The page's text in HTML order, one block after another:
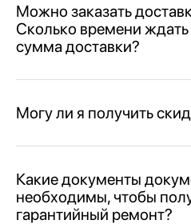
Можно заказать
Сколько времени ждать
сумма доставки?
Могу ли я получить
Какие документы
необходимы, чтобы
гарантийный ремонт?